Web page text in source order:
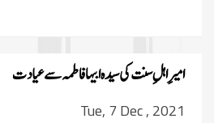
امیرِ اہلِ سنت کی سیدہ ابیہا فاطمہ سے عیادت
Tue, 7 Dec , 2021